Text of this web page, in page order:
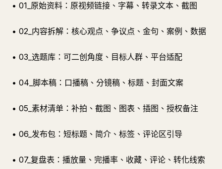
• 01_原始资料：原视频链接、字幕、转录文本、截图
• 02_内容拆解：核心观点、争议点、金句、案例、数据
• 03_选题库：可二创角度、目标人群、平台适配
• 04_脚本稿：口播稿、分镜稿、标题、封面文案
• 05_素材清单：补拍、截图、图表、插图、授权备注
• 06_发布包：短标题、简介、标签、评论区引导
• 07_复盘表：播放量、完播率、收藏、评论、转化线索